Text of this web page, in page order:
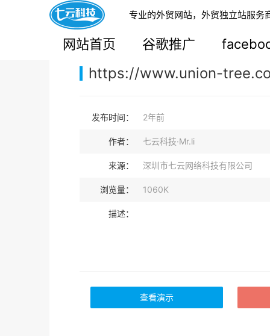
专业的外贸网站，外贸独立站服务
网站首页 谷歌推广
您的当前位置： 网站首页>案例展示>B2B外贸独
https://www.union-
发布时间： 2年前
作者： 七云科技·Mr.li
来源： 深圳市七云网络科技有限公司
浏览量： 1060K
描述：
查看演示